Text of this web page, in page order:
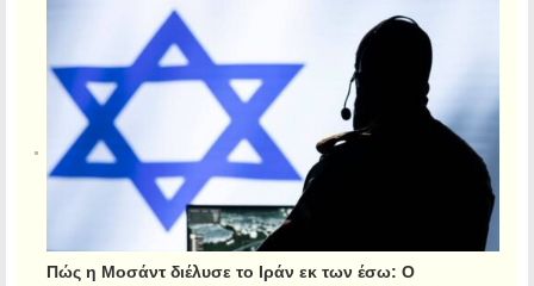
Πώς η Μοσάντ διέλυσε το Ιράν εκ των έσω: Ο